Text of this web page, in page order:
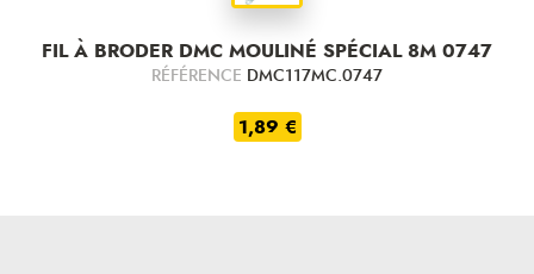
FIL À BRODER DMC MOULINÉ SPÉCIAL 8M 0747
RÉFÉRENCE DMC117MC.0747
1,89 €